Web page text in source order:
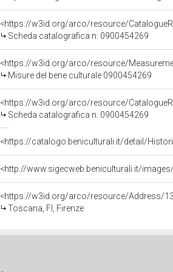
<https://w3id.org/arco/resource/
Scheda catalografica n: 0900454269
<https://w3id.org/arco/resource/
Misure del bene culturale 0900454269
<https://w3id.org/arco/resource/
Scheda catalografica n: 0900454269
<https://catalogo.beniculturali.it/detail/
<http://www.sigecweb.beniculturali.it/
<https://w3id.org/arco/resource/Address/
Toscana, FI, Firenze